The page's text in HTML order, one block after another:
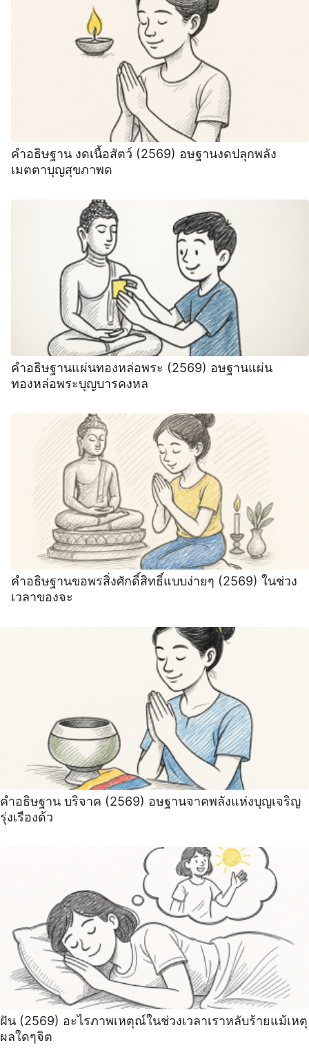
คำอธิษฐาน งดเนื้อสัตว์ (2569) อษฐานงดปลุกพลัง
เมตตาบุญสุขภาพด
คำอธิษฐานแผ่นทองหล่อพระ (2569) อษฐานแผ่น
ทองหล่อพระบุญบารคงหล
คำอธิษฐานขอพรสิ่งศักดิ์สิทธิ์แบบง่ายๆ (2569) ในช่วง
เวลาของจะ
คำอธิษฐาน บริจาค (2569) อษฐานจาคพลังแห่งบุญเจริญ
รุ่งเรืองด้ว
ฝัน (2569) อะไรภาพเหตุณ์ในช่วงเวลาเราหลับร้ายแม้เหตุ
ผลใดๆจิต